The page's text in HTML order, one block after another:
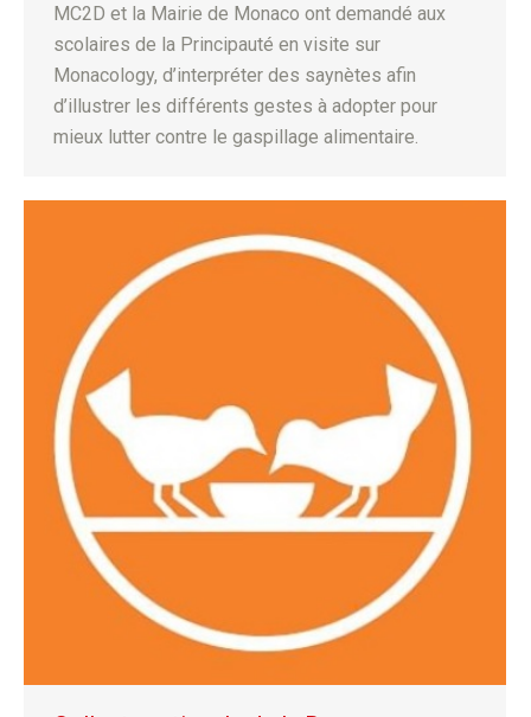
MC2D et la Mairie de Monaco ont demandé aux
scolaires de la Principauté en visite sur
Monacology, d’interpréter des saynètes afin
d’illustrer les différents gestes à adopter pour
mieux lutter contre le gaspillage alimentaire.